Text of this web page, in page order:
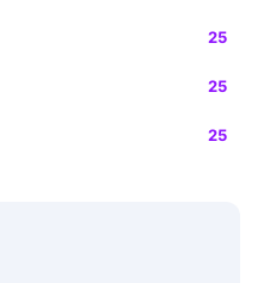
25
25
25